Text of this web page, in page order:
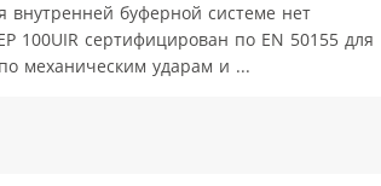
внутренней буферной системе нет
100UIR сертифицирован по EN 50155 для
механическим ударам и ...